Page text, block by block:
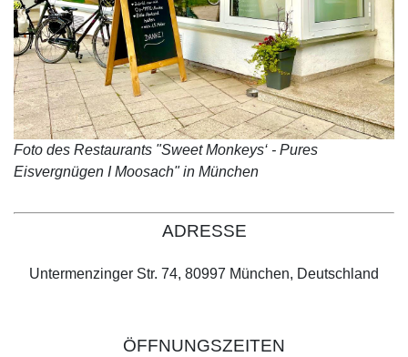
Foto des Restaurants "Sweet Monkeys‘ - Pures
Eisvergnügen I Moosach" in München
ADRESSE
Untermenzinger Str. 74, 80997 München, Deutschland
ÖFFNUNGSZEITEN